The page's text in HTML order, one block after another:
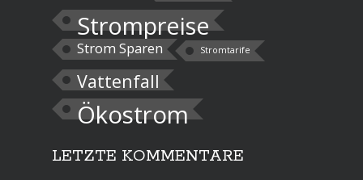
Strompreise
Strom Sparen Stromtarife
Vattenfall
Ökostrom
LETZTE KOMMENTARE